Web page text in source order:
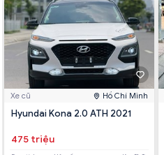
Xe cũ Hồ Chí Minh
Hyundai Kona 2.0 ATH 2021
475 triệu